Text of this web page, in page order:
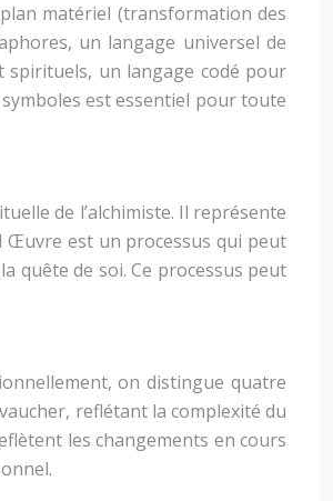
matériel (transformation des
un langage universel de
spirituels, un langage codé pour
est essentiel pour toute
de l’alchimiste. Il représente
Œuvre est un processus qui peut
quête de soi. Ce processus peut
on distingue quatre
reflétant la complexité du
les changements en cours